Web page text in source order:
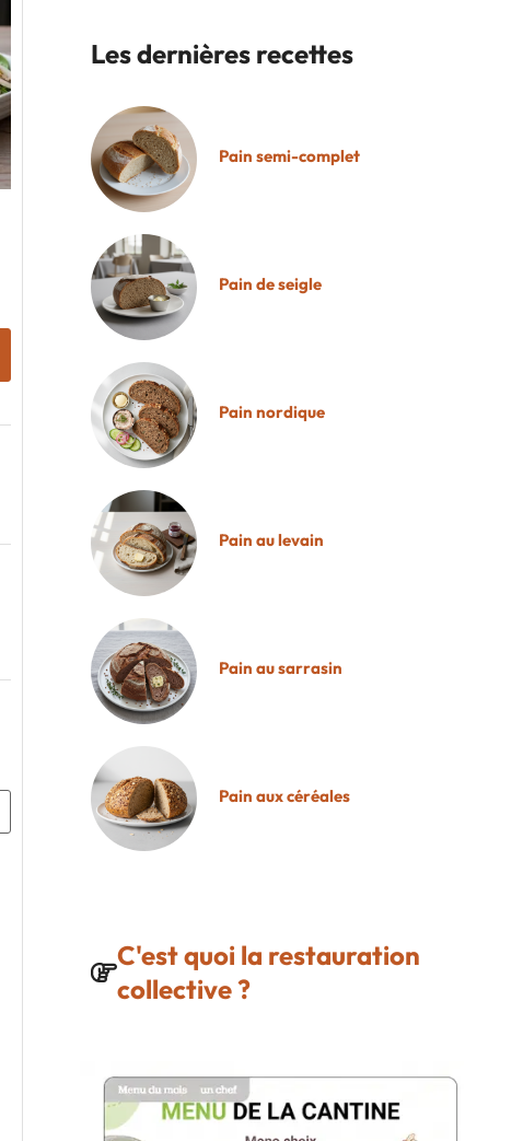
Les dernières recettes
Pain semi-complet
Pain de seigle
Pain nordique
Pain au levain
Pain au sarrasin
Pain aux céréales
C'est quoi la restauration
collective ?